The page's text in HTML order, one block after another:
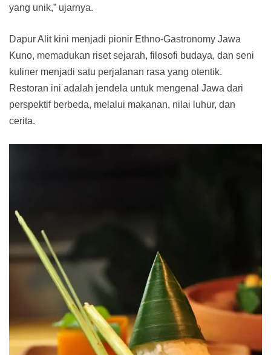
yang unik,” ujarnya.
Dapur Alit kini menjadi pionir Ethno-Gastronomy Jawa
Kuno, memadukan riset sejarah, filosofi budaya, dan seni
kuliner menjadi satu perjalanan rasa yang otentik.
Restoran ini adalah jendela untuk mengenal Jawa dari
perspektif berbeda, melalui makanan, nilai luhur, dan
cerita.